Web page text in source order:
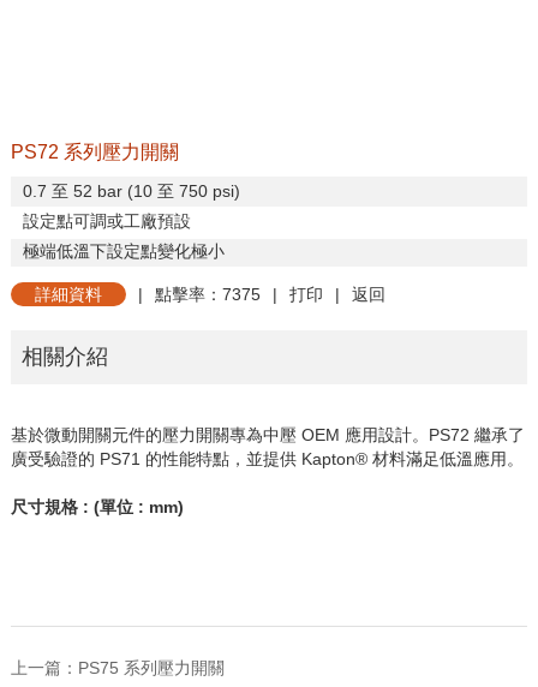
PS72 系列壓力開關
0.7 至 52 bar (10 至 750 psi)
設定點可調或工廠預設
極端低溫下設定點變化極小
詳細資料 | 點擊率：7375 | 打印 | 返回
相關介紹
基於微動開關元件的壓力開關專為中壓 OEM 應用設計。 PS72 繼承了
廣受驗證的 PS71 的性能特點，並提供 Kapton® 材料滿足低溫應用。
尺寸規格: (單位: mm)
上一篇： PS75 系列壓力開關